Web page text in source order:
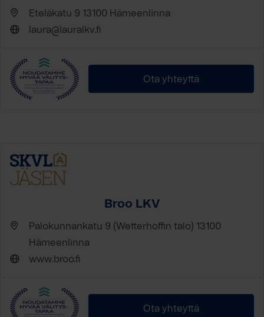
Eteläkatu 9 13100 Hämeenlinna
laura@lauralkv.fi
Ota yhteyttä
Broo LKV
Palokunnankatu 9 (Wetterhoffin talo) 13100
Hämeenlinna
www.broo.fi
Ota yhteyttä